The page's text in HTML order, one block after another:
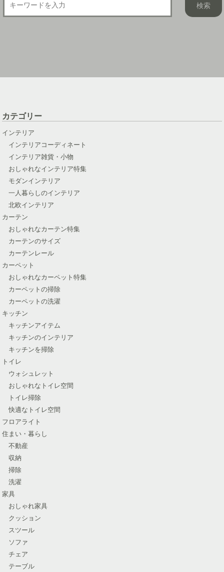
カテゴリー
インテリア
インテリアコーディネート
インテリア雑貨・小物
おしゃれなインテリア特集
モダンインテリア
一人暮らしのインテリア
北欧インテリア
カーテン
おしゃれなカーテン特集
カーテンのサイズ
カーテンレール
カーペット
おしゃれなカーペット特集
カーペットの掃除
カーペットの洗濯
キッチン
キッチンアイテム
キッチンのインテリア
キッチンを掃除
トイレ
ウォシュレット
おしゃれなトイレ空間
トイレ掃除
快適なトイレ空間
フロアライト
住まい・暮らし
不動産
収納
掃除
洗濯
家具
おしゃれ家具
クッション
スツール
ソファ
チェア
テーブル